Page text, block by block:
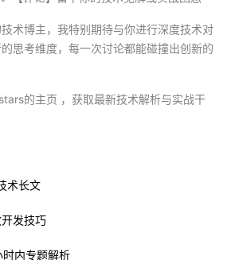
术博主，我特别期待与你进行深度技术对
思考维度，每一次讨论都能碰撞出创新的
的主页 ，获取最新技术解析与实战干
术长文
发技巧
内专题解析